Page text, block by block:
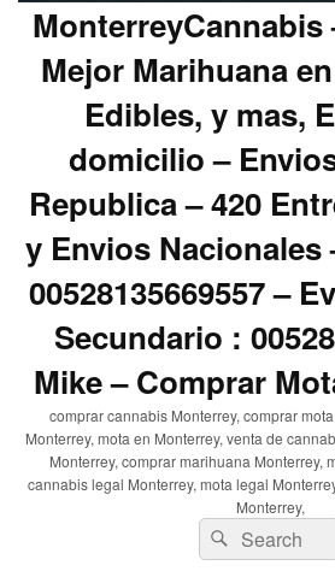
MonterreyCannabis
Mejor Marihuana
Edibles, y mas,
domicilio –
Republica – 420
y Envios Nacionales
00528135669557 –
Secundario :
Mike – Comprar
comprar cannabis Monterrey, comprar
Monterrey, mota en Monterrey, venta de
Monterrey, comprar marihuana Monterrey,
cannabis legal Monterrey, mota legal
Monterrey,
Search
for:
Search